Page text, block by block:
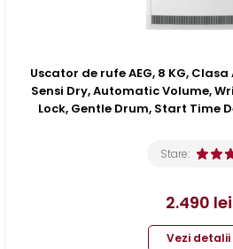
Uscator de rufe AEG, 8 KG,
Sensi Dry, Automatic Volume,
Lock, Gentle Drum, Start Time
Stare:
2.490 lei
Vezi detalii